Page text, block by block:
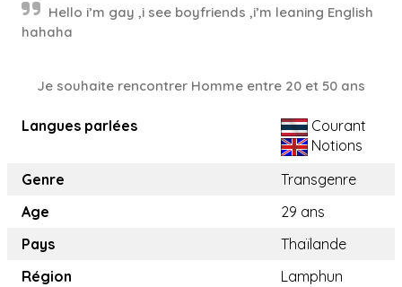
Hello i’m gay ,i see boyfriends ,i’m leaning English
hahaha
Je souhaite rencontrer Homme entre 20 et 50 ans
Langues parlées
Courant
Notions
Genre
Transgenre
Age
29 ans
Pays
Thaïlande
Région
Lamphun